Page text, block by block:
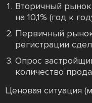
Вторичный
на 10,1% (год к
Первичный
регистрации
Опрос
количество
Ценовая ситуация